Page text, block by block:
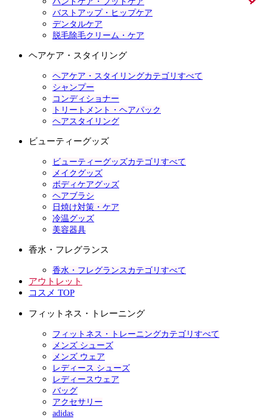
バストアップ・ヒップケア
デンタルケア
脱毛除毛クリーム・ケア
ヘアケア・スタイリング
ヘアケア・スタイリングカテゴリすべて
シャンプー
コンディショナー
トリートメント・ヘアパック
ヘアスタイリング
ビューティーグッズ
ビューティーグッズカテゴリすべて
メイクグッズ
ボディケアグッズ
ヘアブラシ
日焼け対策・ケア
冷温グッズ
美容器具
香水・フレグランス
香水・フレグランスカテゴリすべて
アウトレット
コスメ TOP
フィットネス・トレーニング
フィットネス・トレーニングカテゴリすべて
メンズ シューズ
メンズ ウェア
レディース シューズ
レディースウェア
バッグ
アクセサリー
adidas